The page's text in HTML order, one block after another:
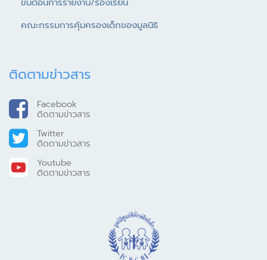
ขั้นตอนการรายงาน/ร้องเรียน
คณะกรรมการคุ้มครองเด็กของมูลนิธิ
ติดตามข่าวสาร
Facebook
ติดตามข่าวสาร
Twitter
ติดตามข่าวสาร
Youtube
ติดตามข่าวสาร